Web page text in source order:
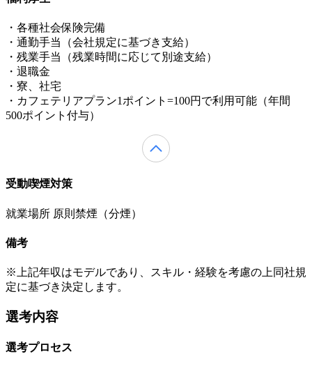
・各種社会保険完備
・通勤手当（会社規定に基づき支給）
・残業手当（残業時間に応じて別途支給）
・退職金
・寮、社宅
・カフェテリアプラン1ポイント=100円で利用可能（年間
500ポイント付与）
受動喫煙対策
就業場所 原則禁煙（分煙）
備考
※上記年収はモデルであり、スキル・経験を考慮の上同社規
定に基づき決定します。
選考内容
選考プロセス